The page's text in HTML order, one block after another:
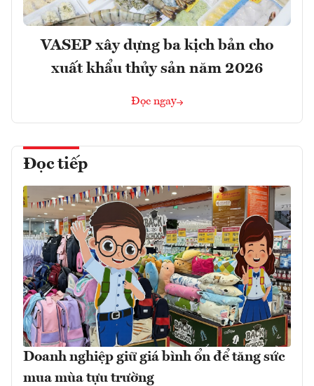
VASEP xây dựng ba kịch bản cho
xuất khẩu thủy sản năm 2026
Đọc ngay
Đọc tiếp
Doanh nghiệp giữ giá bình ổn để tăng sức
mua mùa tựu trường